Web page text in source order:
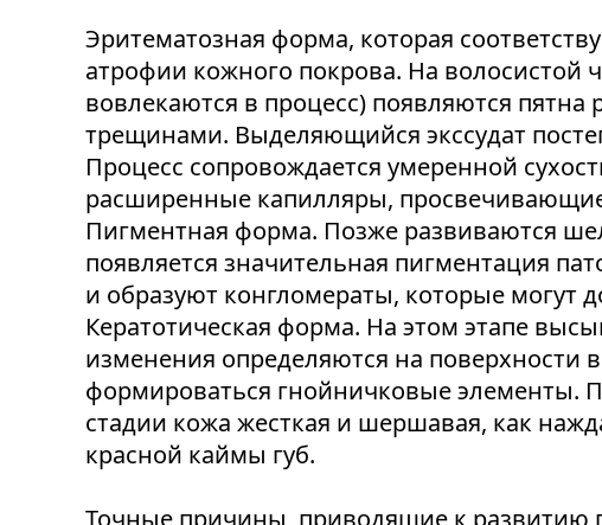
Эритематозная форма, которая
атрофии кожного покрова. На
вовлекаются в процесс) появляются
трещинами. Выделяющийся экссудат
Процесс сопровождается умеренной
расширенные капилляры,
Пигментная форма. Позже развиваются
появляется значительная пигментация
и образуют конгломераты, которые могут
Кератотическая форма. На этом этапе
изменения определяются на поверхности
формироваться гнойничковые элементы.
стадии кожа жесткая и шершавая, как
красной каймы губ.
Точные причины, приводящие к развитию